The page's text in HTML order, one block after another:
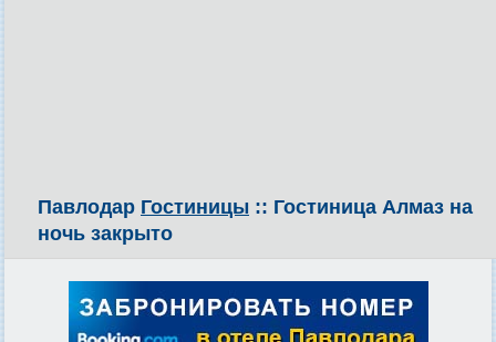
Павлодар Гостиницы :: Гостиница Алмаз на
ночь закрыто